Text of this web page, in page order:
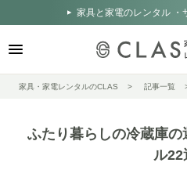
家具と家電のレンタル ・
家具・家電レンタルのCLAS 記事一覧
ふたり暮らしの冷蔵庫
ル22